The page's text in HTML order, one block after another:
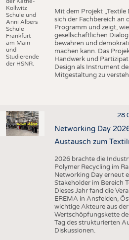
Kollwitz
Schule und
Anni Albers
Schule
Frankfurt
am Main
und
Studierende
der HSNR.
Mit dem Projekt „Textile
sich der Fachbereich an
Programm und zeigt,
gesellschaftlichen
bewahren und
machen kann. Das
Handwerk und
Design als Instrument
Mitgestaltung zu
Networking Day
Austausch zum
2026 brachte die
Polymer Recycling im
Networking Day erneut
Stakeholder im Bereich
Dieses Jahr fand die
EREMA in Ansfelden,
wichtige Akteure aus
Wertschöpfungskette
Tag des strukturierten
Diskussionen.